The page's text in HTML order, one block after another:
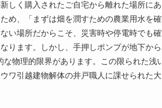
しく購入されたご自宅から離れた場所に
め、「まずは畑を潤すための農業用水を
い場所だからこそ、災害時や停電時でも
ります。しかし、手押しポンプが地下か
な物理的限界があります。この限られた浅
ワ引越建物解体の井戸職人に課せられた